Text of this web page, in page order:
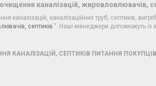
каналізацій, жировловлювачів,
каналізацій, каналізаційних труб, септиків,
септиків ". Наші менеджери допоможуть із
КАНАЛІЗАЦІЙ, СЕПТИКІВ ПИТАННЯ